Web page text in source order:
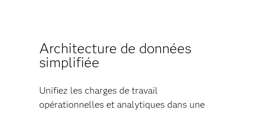
Architecture de données
simplifiée
Unifiez les charges de travail
opérationnelles et analytiques dans une